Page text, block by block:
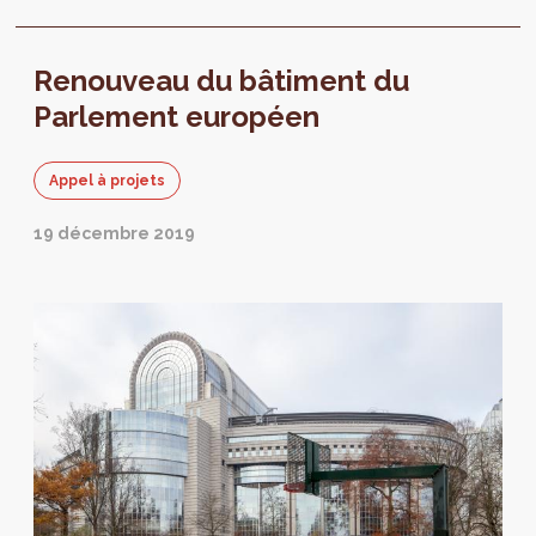
Renouveau du bâtiment du
Parlement européen
Appel à projets
19 décembre 2019